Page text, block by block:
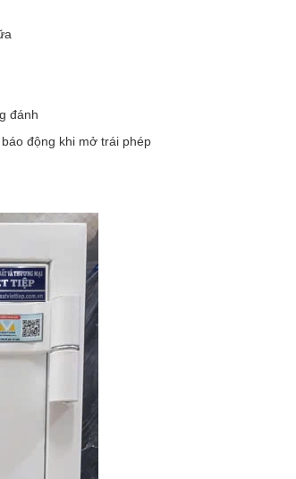
đánh
động khi mở trái phép